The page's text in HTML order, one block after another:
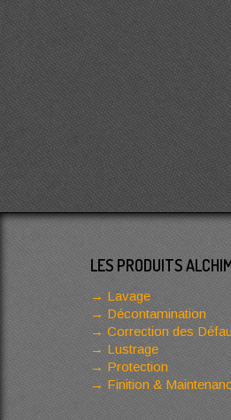
LES PRODUITS
Lavage
Décontamination
Correction des
Lustrage
Protection
Finition &